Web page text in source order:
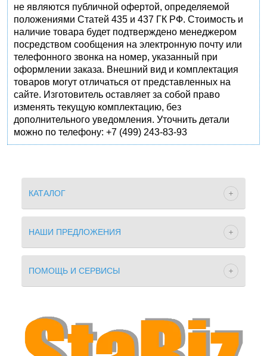
не являются публичной офертой, определяемой
положениями Статей 435 и 437 ГК РФ. Стоимость и
наличие товара будет подтверждено менеджером
посредством сообщения на электронную почту или
телефонного звонка на номер, указанный при
оформлении заказа. Внешний вид и комплектация
товаров могут отличаться от представленных на
сайте. Изготовитель оставляет за собой право
изменять текущую комплектацию, без
дополнительного уведомления. Уточнить детали
можно по телефону: +7 (499) 243-83-93
КАТАЛОГ
НАШИ ПРЕДЛОЖЕНИЯ
ПОМОЩЬ И СЕРВИСЫ